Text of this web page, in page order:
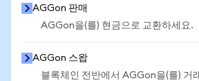
AGGon 판매
AGGon을(를) 현금으로 교환하세요.
AGGon 스왑
블록체인 전반에서 AGGon을(를) 거